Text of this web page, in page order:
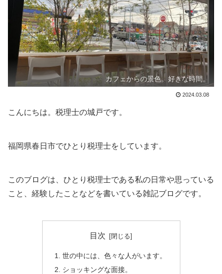
カフェからの景色。好きな時間。
2024.03.08
こんにちは。税理士の城戸です。
福岡県春日市でひとり税理士をしています。
このブログは、ひとり税理士である私の日常や思っている
こと、経験したことなどを書いている雑記ブログです。
目次
世の中には、色々な人がいます。
ショッキングな面接。